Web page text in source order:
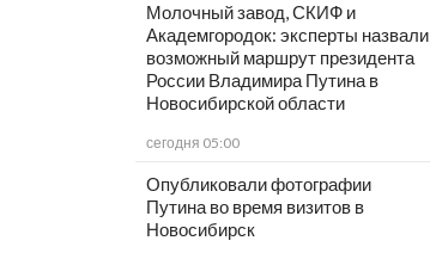
Молочный завод, СКИФ и
Академгородок: эксперты назвали
возможный маршрут президента
России Владимира Путина в
Новосибирской области
сегодня 05:00
Опубликовали фотографии
Путина во время визитов в
Новосибирск